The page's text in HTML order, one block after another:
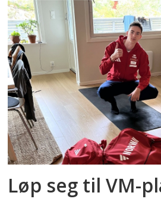
Løp seg til VM-